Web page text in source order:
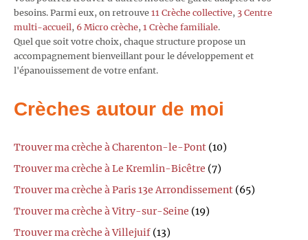
besoins. Parmi eux, on retrouve 11 Crèche collective, 3 Centre
multi-accueil, 6 Micro crèche, 1 Crèche familiale.
Quel que soit votre choix, chaque structure propose un
accompagnement bienveillant pour le développement et
l'épanouissement de votre enfant.
Crèches autour de moi
Trouver ma crèche à Charenton-le-Pont (10)
Trouver ma crèche à Le Kremlin-Bicêtre (7)
Trouver ma crèche à Paris 13e Arrondissement (65)
Trouver ma crèche à Vitry-sur-Seine (19)
Trouver ma crèche à Villejuif (13)